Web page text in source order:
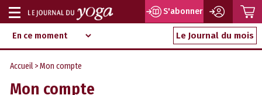
Aller
au
contenu
d‘information
indépendant
Afficher
ou
masquer
la
S'abonner
Le Journal du mois
Accueil > Mon compte
Mon compte